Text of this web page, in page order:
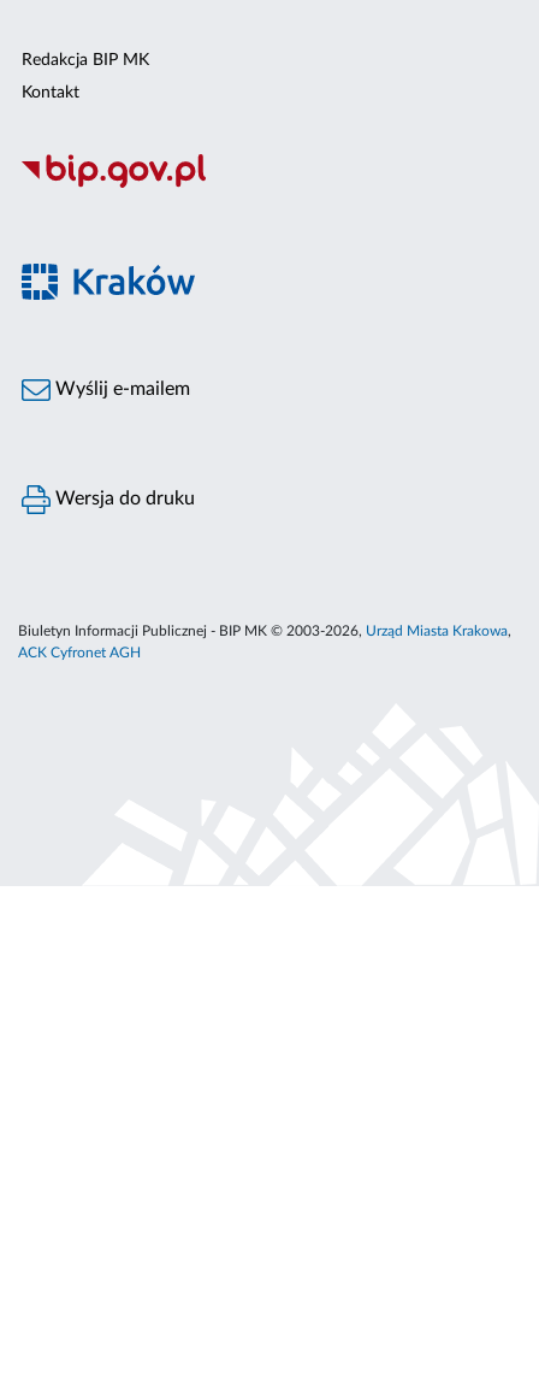
Redakcja BIP MK
Kontakt
Wyślij e-mailem
Wersja do druku
Biuletyn Informacji Publicznej - BIP MK © 2003-2026, Urząd Miasta Krakowa,
ACK Cyfronet AGH